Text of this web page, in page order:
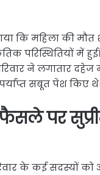
कि महिला की मौत
परिस्थितियों में
ने लगातार दहेज
सबूत पेश किए
पर
के कई सदस्यों को